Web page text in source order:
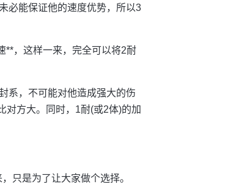
必能保证他的速度优势，所以3
**，这样一来，完全可以将2耐
系，不可能对他造成强大的伤
对方大。同时，1耐(或2体)的加
只是为了让大家做个选择。